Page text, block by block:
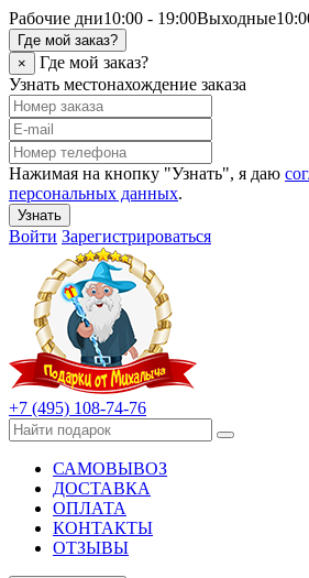
Рабочие дни10:00 - 19:00Выходные
Где мой заказ?
×
Где мой заказ?
Узнать местонахождение заказа
Нажимая на кнопку "Узнать", я даю
персональных данных.
Узнать
Войти Зарегистрироваться
+7 (495) 108-74-76
САМОВЫВОЗ
ДОСТАВКА
ОПЛАТА
КОНТАКТЫ
ОТЗЫВЫ